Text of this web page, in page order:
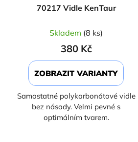
70217 Vidle KenTaur
Skladem (8 ks)
380 Kč
ZOBRAZIT VARIANTY
Samostatné polykarbonátové vidle
bez násady. Velmi pevné s
optimálním tvarem.